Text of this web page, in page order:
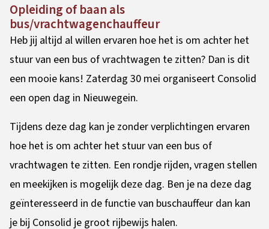
Opleiding of baan als
bus/vrachtwagenchauffeur
Heb jij altijd al willen ervaren hoe het is om achter het
stuur van een bus of vrachtwagen te zitten? Dan is dit
een mooie kans! Zaterdag 30 mei organiseert Consolid
een open dag in Nieuwegein.
Tijdens deze dag kan je zonder verplichtingen ervaren
hoe het is om achter het stuur van een bus of
vrachtwagen te zitten. Een rondje rijden, vragen stellen
en meekijken is mogelijk deze dag. Ben je na deze dag
geïnteresseerd in de functie van buschauffeur dan kan
je bij Consolid je groot rijbewijs halen.